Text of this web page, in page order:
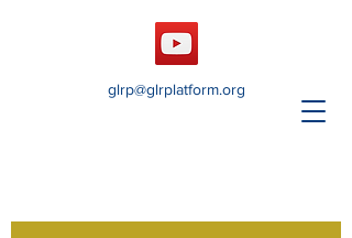
glrp@glrplatform.org